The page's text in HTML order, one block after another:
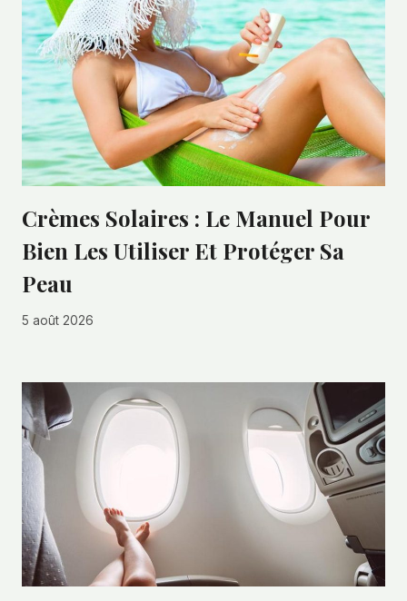
Crèmes Solaires : Le Manuel Pour
Bien Les Utiliser Et Protéger Sa
Peau
5 août 2026